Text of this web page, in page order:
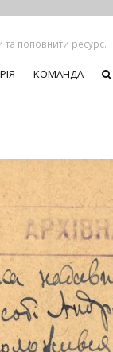
та поповнити ресурс.
КОМАНДА